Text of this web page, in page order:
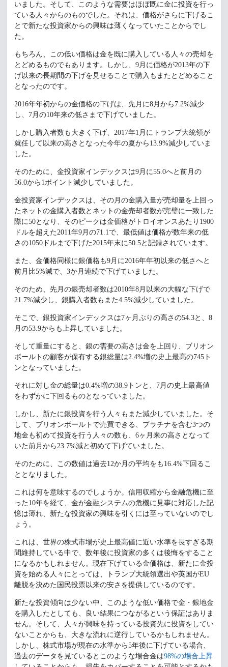
いました。そして、このような需要はほぼ既に金に投資を行っ
ている人々からのものでした。それは、価格がさらに下げるこ
とで新たな投資家からの興味は薄くなっていたことからでし
た。
もちろん、この低い価格は金を既に購入している人々の売却を
とどめるものでもあります。しかし、9月に価格が2013年の下
げ以来の長期間の下げを見せることで購入もまたとどめること
となったのです。
2016年年初からの金価格の下げは、先月に8月から7.2%減少
し、7月の10年来の低さまで下げていました。
しかし購入者数も大きく下げ、2017年1月にトランプ大統領が
就任して以来の高さとなった今年の夏から13.9%減少していま
した。
そのために、金投資家インデックスは9月に55.0へと前月の
56.0から1ポイント減少していました。
金投資家インデックスは、その月の金購入量が売却量を上回っ
たネットの金購入者数とネットの金売却者数が完璧に一致した
際に50となり、そのピークは金価格がトロイオンスあたり1900
ドルを超えた2011年9月の71.1で、最低値は価格が数年来の低
さの1050ドルまで下げた2015年末に50.5と記録されています。
また、金価格同様に銀価格も9月に2016年年初以来の低さへと
前月比5%減で、3か月連続で下げていました。
そのため、先月の銀売却者数は2010年8月以来の大幅な下げで
21.7%減少し、銀購入者数もまた4.5%減少していました。
そこで、銀投資家インデックスは7ヶ月ぶりの高さの54.3と、8
月の53.9からも上昇していました。
そして重量にすると、銀の需要の高さは金を上回り、ブリオン
ボールトの顧客が保有する銀総量は2.4%増の史上最高の745ト
ンとなっていました。
それに対し金の総量は0.4%増の38.9トンと、7月の史上最高値
をわずかに下回るものとなっていました。
しかし、新たに銀投資を行う人々もまた減少していました。そ
して、ブリオンボールトで売買できる、プラチナを含む3つの
地金も初めて投資を行う人々の数も、6ヶ月来の高さとなって
いた前月から23.7%減と初めて下げていました。
そのために、この数値は過去12か月の平均をも16.4%下回るこ
ととなりました。
これは何を意味するのでしょうか。信用収縮から金融危機に至
った10年を経て、金が金融システムの危機に見事に対応した記
憶は薄れ、新たな投資家の興味を引くには至っていないのでし
ょう。
これは、世界の株式市場が史上最高値に近い水準を長すぎる期
間維持している中で、数年後に投資家の多くは後悔をすること
になるかもしれません。現在下げている金価格は、新たに金投
資を始める人々にとっては、トランプ大統領選出や英国がEU
離脱を決めた国民投票以来の安さを提供しているのです。
新たな投資傾向は少ない中、このような低い価格で金・銀地金
を購入したとしても、良い結果につながるという保証はありま
せん。そして、人々が興味を持っている投資先に投資をしてい
ないことからも、大きな流れに逆行しているかもしれません。
しかし、株式市場が現在の水準から5年後に下げている場合、
過去のデータを見ているとこのような場合金は98%の場合上昇